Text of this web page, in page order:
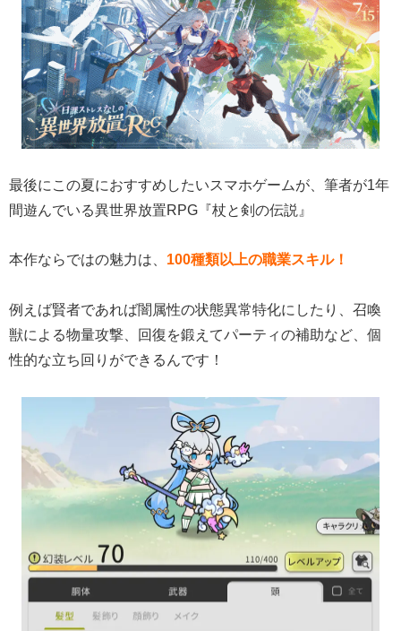
最後にこの夏におすすめしたいスマホゲームが、筆者が1年
間遊んでいる異世界放置RPG『杖と剣の伝説』
本作ならではの魅力は、 100種類以上の職業スキル！
例えば賢者であれば闇属性の状態異常特化にしたり、召喚
獣による物量攻撃、回復を鍛えてパーティの補助など、個
性的な立ち回りができるんです！